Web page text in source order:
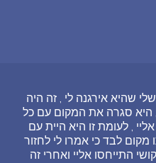
שהיא אירגנה לי , זה היה
כמו מסיבת סקס בסטייל bdsm , היא סגרה את המקום עם כל
, לעומת זו היא היית עם
לבד כי אמרו לי לחזור
התייחסו אליי ואחרי זה